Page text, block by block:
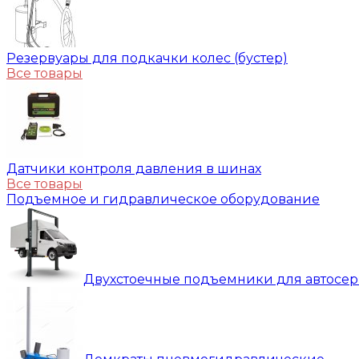
Резервуары для подкачки колес (бустер)
Все товары
Датчики контроля давления в шинах
Все товары
Подъемное и гидравлическое оборудование
Двухстоечные подъемники для